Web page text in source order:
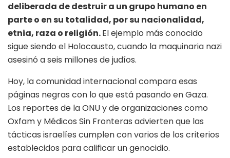
deliberada de destruir a un grupo humano en
parte o en su totalidad, por su nacionalidad,
etnia, raza o religión.El ejemplo más conocido
sigue siendo el Holocausto, cuando la maquinaria nazi
asesinó a seis millones de judíos.
Hoy, la comunidad internacional compara esas
páginas negras con lo que está pasando en Gaza.
Los reportes de la ONU y de organizaciones como
Oxfam y Médicos Sin Fronteras advierten que las
tácticas israelíes cumplen con varios de los criterios
establecidos para calificar un genocidio.